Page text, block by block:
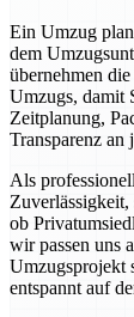
Ein Umzug
dem
übernehmen
Umzugs, damit
Zeitplanung,
Transparenz an
Als
ob
wir passen uns
Umzugsprojekt
entspannt auf